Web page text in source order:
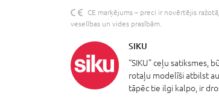
CE marķējums – preci ir novērtējis
veselības un vides prasībām.
SIKU
“SIKU” ceļu satiksmes,
rotaļu modelīši atbilst
tāpēc tie ilgi kalpo, ir